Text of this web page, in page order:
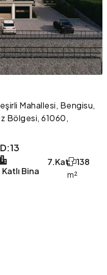
Mahallesi, Bengisu,
Bölgesi, 61060,
Katlı Bina
7.Kat
m²
138